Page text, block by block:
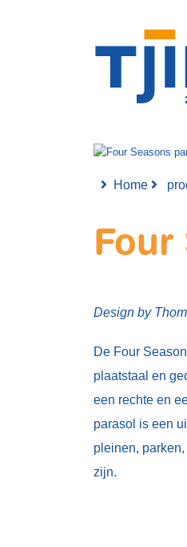
Home
Four
Design by
De Four
plaatstaal en
een rechte en
parasol is een
pleinen,
zijn.